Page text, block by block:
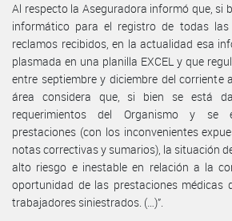
Al respecto la Aseguradora informó que, si
informático para el registro de todas
reclamos recibidos, en la actualidad esa
plasmada en una planilla EXCEL y que
entre septiembre y diciembre del corriente
área considera que, si bien se está
requerimientos del Organismo y se
prestaciones (con los inconvenientes
notas correctivas y sumarios), la situación
alto riesgo e inestable en relación a la
oportunidad de las prestaciones médicas
trabajadores siniestrados. (…)”.